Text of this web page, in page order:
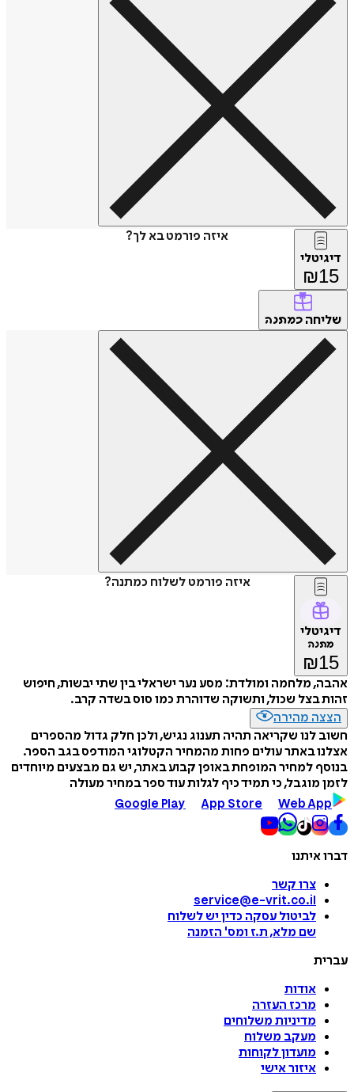
איזה פורמט בא לך?
דיגיטלי
₪15
שליחה כמתנה
איזה פורמט לשלוח כמתנה?
דיגיטלי
מתנה
₪15
אהבה, מלחמה ומולדת: מסע נער ישראלי בין שתי יבשות, חיפוש
זהות בצל שכול, ותשוקה שדוהרת כמו סוס בשדה קרב.
הצצה מהירה
חשוב לנו שקריאה תהיה תענוג נגיש, ולכן חלק גדול מהספרים
אצלנו באתר עולים פחות מהמחיר הקטלוגי המודפס בגב הספר.
בנוסף למחיר המופחת באופן קבוע באתר, יש גם מבצעים מיוחדים
לזמן מוגבל, כי תמיד כיף לגלות עוד ספר במחיר מעולה
Google Play
App Store Web App
דברו איתנו
צרו קשר
service@e-vrit.co.il
לביטול עסקה כדין יש לשלוח
שם מלא, ת.ז ומס' הזמנה
עברית
אודות
מרכז העזרה
מדיניות משלוחים
מעקב משלוח
מועדון לקוחות
איזור אישי